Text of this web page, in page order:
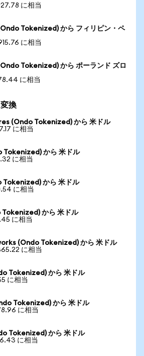
に相当
Tokenized) から フィリピン・ペ
に相当
Tokenized) から ポーランド ズロ
に相当
換
(Ondo Tokenized) から 米ドル
に相当
から 米ドル
に相当
から 米ドル
に相当
から 米ドル
に相当
(Ondo Tokenized) から 米ドル
に相当
Tokenized) から 米ドル
に相当
Tokenized) から 米ドル
に相当
Tokenized) から 米ドル
に相当